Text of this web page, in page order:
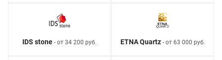
IDS stone - от 34 200 руб. ETNA Quartz- от 63 000 руб.